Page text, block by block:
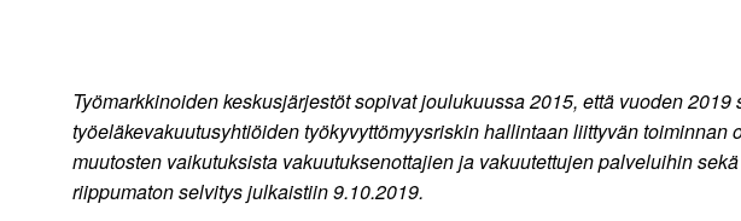
Työmarkkinoiden keskusjärjestöt sopivat joulukuussa 2015, että vuoden
työeläkevakuutusyhtiöiden työkyvyttömyysriskin hallintaan liittyvän
muutosten vaikutuksista vakuutuksenottajien ja vakuutettujen palveluihin
riippumaton selvitys julkaistiin 9.10.2019.